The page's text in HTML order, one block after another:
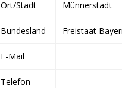
Ort/Stadt Münnerstadt
Bundesland Freistaat
E-Mail
Telefon